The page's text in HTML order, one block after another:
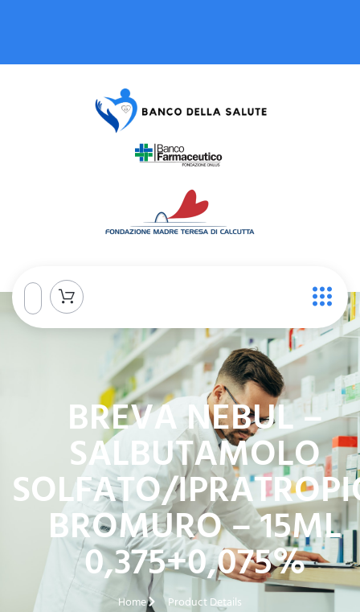
BREVA NEBUL –
SALBUTAMOLO
SOLFATO/
BROMURO – 15ML
0,375+0,075%
Home Product Details